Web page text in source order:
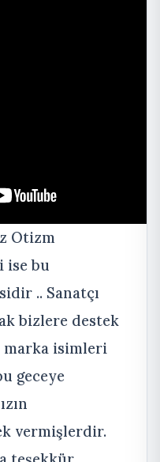
Otizm
ise bu
.. Sanatçı
bizlere destek
marka isimleri
geceye
vermişlerdir.